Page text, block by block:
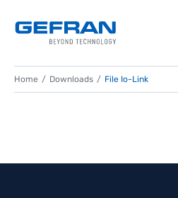
Home Downloads File Io-Link